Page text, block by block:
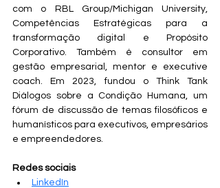
com o RBL Group/Michigan University,
Competências Estratégicas para a
transformação digital e Propósito
Corporativo. Também é consultor em
gestão empresarial, mentor e executive
coach. Em 2023, fundou o Think Tank
Diálogos sobre a Condição Humana, um
fórum de discussão de temas filosóficos e
humanísticos para executivos, empresários
e empreendedores.
Redes sociais
LinkedIn